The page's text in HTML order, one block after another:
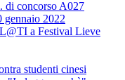
di concorso A027
gennaio 2022
a Festival Lieve
studenti cinesi